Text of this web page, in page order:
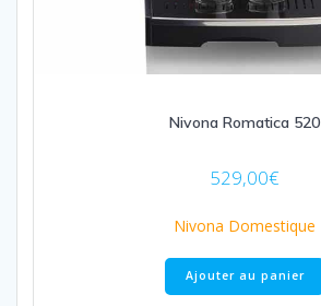
Nivona Romatica 520
529,00€
Nivona Domestique
Ajouter au panier